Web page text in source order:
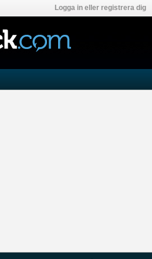
Logga in eller registrera dig